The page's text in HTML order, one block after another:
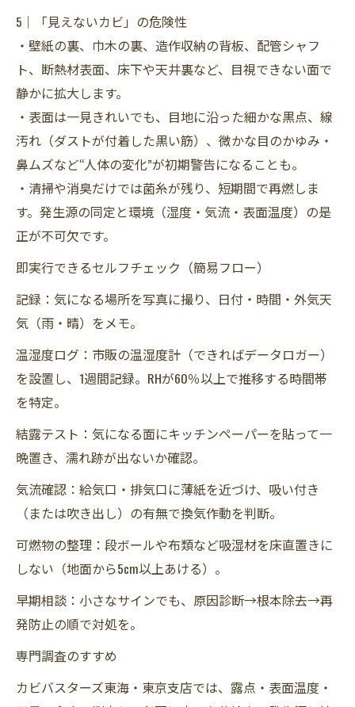
5｜「見えないカビ」の危険性
・壁紙の裏、巾木の裏、造作収納の背板、配管シャフ
ト、断熱材表面、床下や天井裏など、目視できない面で
静かに拡大します。
・表面は一見きれいでも、目地に沿った細かな黒点、線
汚れ（ダストが付着した黒い筋）、微かな目のかゆみ・
鼻ムズなど“人体の変化”が初期警告になることも。
・清掃や消臭だけでは菌糸が残り、短期間で再燃しま
す。発生源の同定と環境（湿度・気流・表面温度）の是
正が不可欠です。
即実行できるセルフチェック（簡易フロー）
記録：気になる場所を写真に撮り、日付・時間・外気天
気（雨・晴）をメモ。
温湿度ログ：市販の温湿度計（できればデータロガー）
を設置し、1週間記録。RHが60％以上で推移する時間帯
を特定。
結露テスト：気になる面にキッチンペーパーを貼って一
晩置き、濡れ跡が出ないか確認。
気流確認：給気口・排気口に薄紙を近づけ、吸い付き
（または吹き出し）の有無で換気作動を判断。
可燃物の整理：段ボールや布類など吸湿材を床直置きに
しない（地面から5cm以上あける）。
早期相談：小さなサインでも、原因診断→根本除去→再
発防止の順で対処を。
専門調査のすすめ
カビバスターズ東海・東京支店では、露点・表面温度・